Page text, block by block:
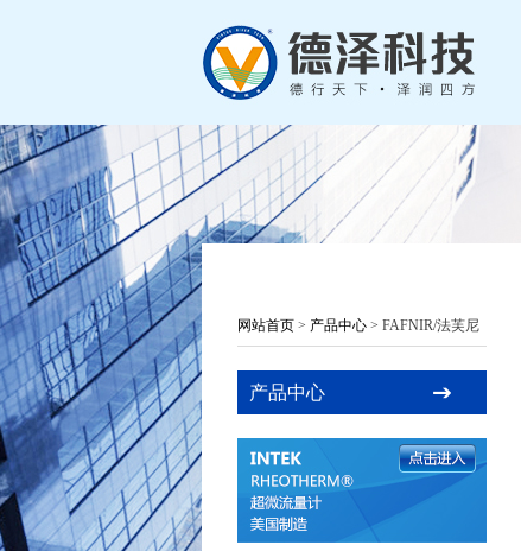
网站首页 > 产品中心 > FAFNIR/法芙尼
产品中心